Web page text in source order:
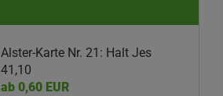
Alster-Karte Nr. 21: Halt Jes
41,10
ab 0,60 EUR